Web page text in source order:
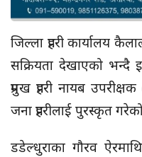
जिल्ला प्रहरी कार्यालय
सक्रियता देखाएको भन्दै
प्रमुख प्रहरी नायब
जना प्रहरीलाई पुरस्कृत
डडेल्धुराका गौरव